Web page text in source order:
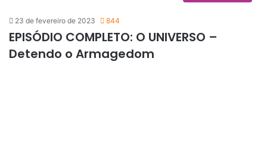
23 de fevereiro de 2023 844
EPISÓDIO COMPLETO: O UNIVERSO –
Detendo o Armagedom